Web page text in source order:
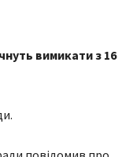
вимикати з 16